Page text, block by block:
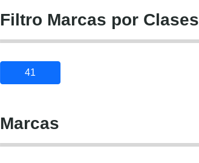
Filtro Marcas por Clases
41
Marcas